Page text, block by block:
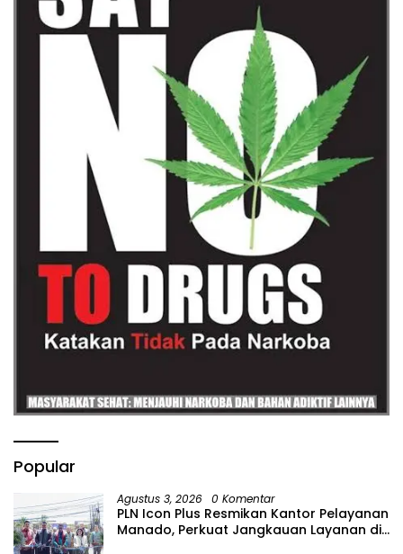
Popular
Agustus 3, 2026 0 Komentar
PLN Icon Plus Resmikan Kantor Pelayanan
Manado, Perkuat Jangkauan Layanan di